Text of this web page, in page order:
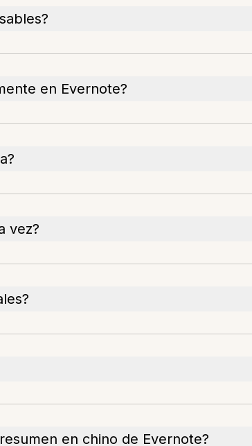
en Evernote?
vez?
en chino de Evernote?